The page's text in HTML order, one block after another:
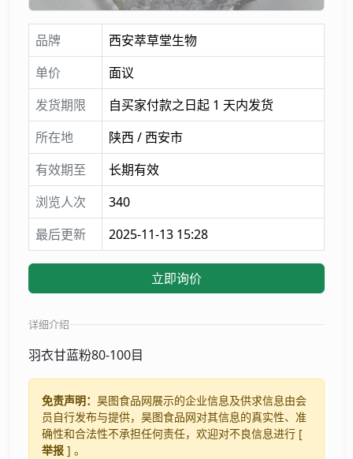
品牌
西安萃草堂生物
单价
面议
发货期限
自买家付款之日起 1 天内发货
所在地
陕西 / 西安市
有效期至
长期有效
浏览人次
340
最后更新
2025-11-13 15:28
立即询价
详细介绍
羽衣甘蓝粉80-100目
免责声明： 昊图食品网展示的企业信息及供求信息由会
员自行发布与提供，昊图食品网对其信息的真实性、准
确性和合法性不承担任何责任，欢迎对不良信息进行 [
举报 ] 。